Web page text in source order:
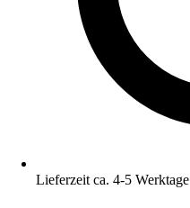
Lieferzeit ca. 4-5 Werktage